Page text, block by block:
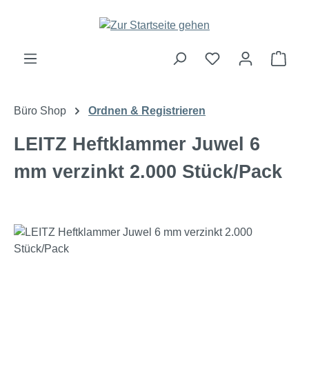
Zum Hauptinhalt springen
Büro Shop Ordnen & Registrieren
LEITZ Heftklammer Juwel 6
mm verzinkt 2.000 Stück/Pack
Bildergalerie überspringen